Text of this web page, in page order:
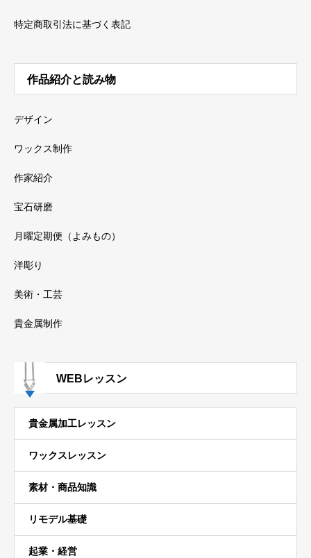
特定商取引法に基づく表記
作品紹介と読み物
デザイン
ワックス制作
作家紹介
宝石研磨
月曜定期便（よみもの）
洋彫り
美術・工芸
貴金属制作
WEBレッスン
貴金属加工レッスン
ワックスレッスン
素材・商品知識
リモデル基礎
起業・経営